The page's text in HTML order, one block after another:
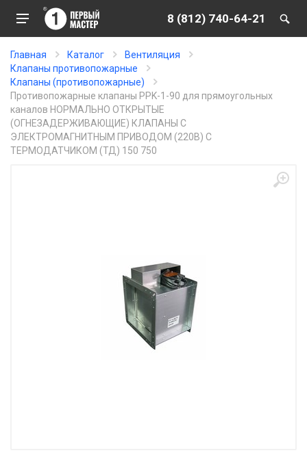
8 (812) 740-64-21
Главная Каталог
Вентиляция
Клапаны противопожарные
Клапаны (противопожарные)
Противопожарные клапаны PPK-1-90 для прямоугольных
каналов НОРМАЛЬНО ОТКРЫТЫЕ
(ОГНЕЗАДЕРЖИВАЮЩИЕ) КЛАПАНЫ С
ЭЛЕКТРОМАГНИТНЫМ ПРИВОДОМ (220В) С
ТЕРМОДАТЧИКОМ (ТД) 150 750